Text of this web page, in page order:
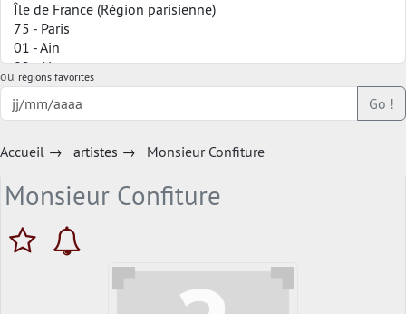
ou régions favorites
Go !
Accueil → artistes → Monsieur Confiture
Monsieur Confiture